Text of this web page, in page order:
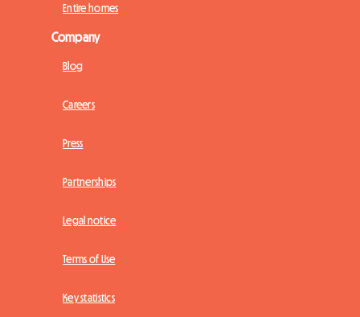
Entire homes
Company
Blog
Careers
Press
Partnerships
Legal notice
Terms of Use
Key statistics